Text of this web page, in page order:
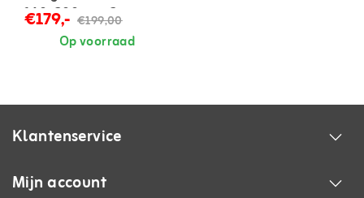
140x200 cm - 2
persoons
€179,- €199,00
Op voorraad
Klantenservice
Mijn account